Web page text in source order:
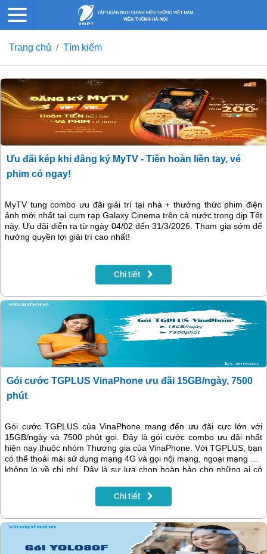
Trang chủ Tìm kiếm
Ưu đãi kép khi đăng ký MyTV - Tiền hoàn liền tay, vé
phim có ngay!
MyTV tung combo ưu đãi giải trí tại nhà + thưởng thức phim điện
ảnh mới nhất tại cụm rạp Galaxy Cinema trên cả nước trong dịp Tết
này. Ưu đãi diễn ra từ ngày 04/02 đến 31/3/2026. Tham gia sớm để
hưởng quyền lợi giải trí cao nhất!
Chi tiết
Gói cước TGPLUS VinaPhone ưu đãi 15GB/ngày, 7500
phút
Gói cước TGPLUS của VinaPhone mang đến ưu đãi cực lớn với
15GB/ngày và 7500 phút gọi. Đây là gói cước combo ưu đãi nhất
hiện nay thuộc nhóm Thương gia của VinaPhone. Với TGPLUS, bạn
có thể thoải mái sử dụng mạng 4G và gọi nội mạng, ngoại mạng mà
không lo về chi phí. Đây là sự lựa chọn hoàn hảo cho những ai có
Nếu bạn đang tìm kiếm một gói cước hấp dẫn, đừng bỏ qua
Chi tiết